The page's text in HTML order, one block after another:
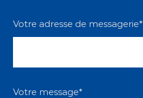
Votre adresse de messagerie*
Votre message*